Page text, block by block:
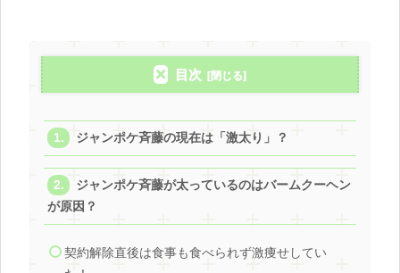
目次
ジャンポケ斉藤の現在は「激太り」？
ジャンポケ斉藤が太っているのはバームクーヘン
が原因？
契約解除直後は食事も食べられず激痩せしてい